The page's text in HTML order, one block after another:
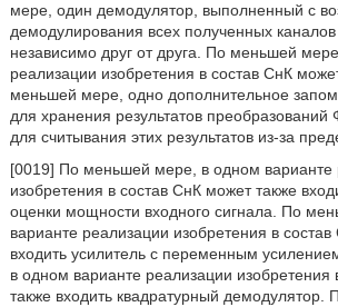
мере, один демодулятор, выполненный с
демодулирования всех полученных каналов
независимо друг от друга. По меньшей
реализации изобретения в состав СнК
меньшей мере, одно дополнительное
для хранения результатов
для считывания этих результатов из-за
[0019] По меньшей мере, в одном варианте
изобретения в состав СнК может также
оценки мощности входного сигнала. По
варианте реализации изобретения в
входить усилитель с переменным
в одном варианте реализации изобретения
также входить квадратурный